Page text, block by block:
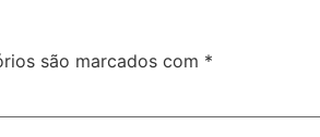
são marcados com *